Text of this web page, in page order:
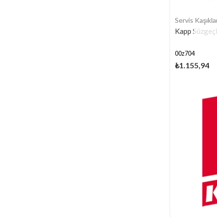
Servis
Kapp
00z704
₺1.155,94